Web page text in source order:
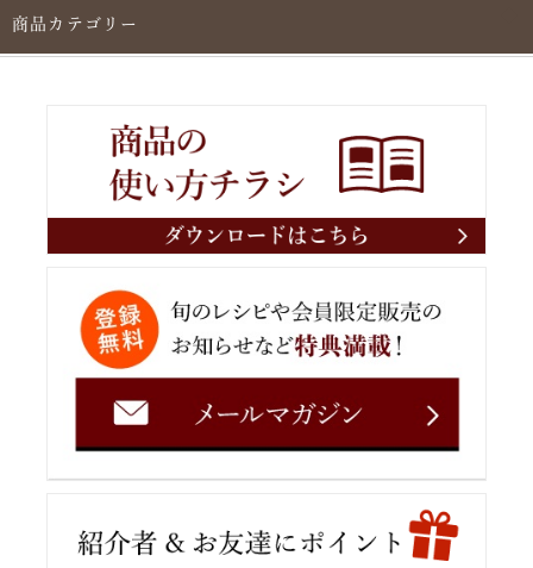
商品カテゴリー